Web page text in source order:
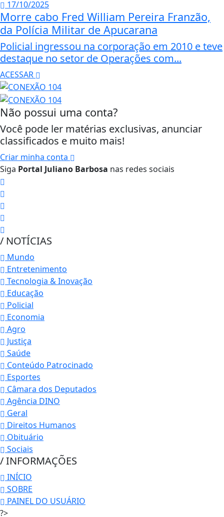
17/10/2025
Morre cabo Fred William Pereira Franzão,
da Polícia Militar de Apucarana
Policial ingressou na corporação em 2010 e teve
destaque no setor de Operações com...
ACESSAR
Não possui uma conta?
Você pode ler matérias exclusivas, anunciar
classificados e muito mais!
Criar minha conta
Siga Portal Juliano Barbosa nas redes sociais
/ NOTÍCIAS
Mundo
Entretenimento
Tecnologia & Inovação
Educação
Policial
Economia
Agro
Justiça
Saúde
Conteúdo Patrocinado
Esportes
Câmara dos Deputados
Agência DINO
Geral
Direitos Humanos
Obituário
Sociais
/ INFORMAÇÕES
INÍCIO
SOBRE
PAINEL DO USUÁRIO
?>